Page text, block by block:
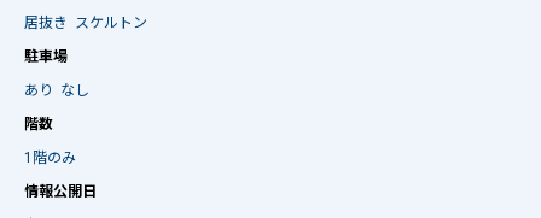
居抜き
スケルトン
駐車場
あり
なし
階数
1階のみ
情報公開日